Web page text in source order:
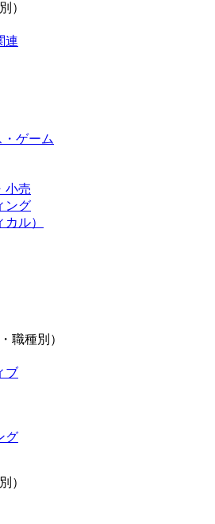
）
連
・ゲーム
小売
ング
ル）
職種別）
ブ
グ
）